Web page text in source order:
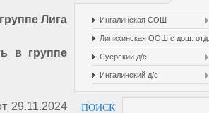
Ингалинская СОШ
Липихинская ООШ с дош. отд.
Суерский д/с
Ингалинский д/с
ПОИСК
Лига
в группе
29.11.2024